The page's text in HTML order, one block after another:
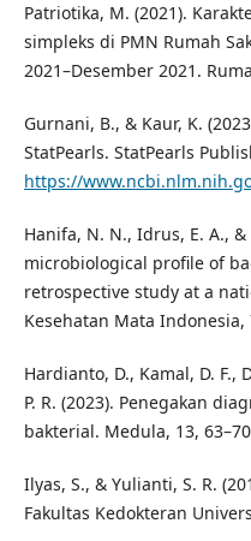
Patriotika, M. (2021).
simpleks di PMN Rumah
2021–Desember 2021.
Gurnani, B., & Kaur, K.
StatPearls. StatPearls
https://
Hanifa, N. N., Idrus, E. A.,
microbiological profile of
retrospective study at a
Kesehatan Mata Indonesia,
Hardianto, D., Kamal, D. F.,
P. R. (2023). Penegakan
bakterial. Medula, 13,
Ilyas, S., & Yulianti, S. R.
Fakultas Kedokteran